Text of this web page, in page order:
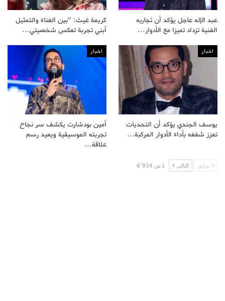
عبد الإله عاجل يؤكد أن تجاربه
الفنية تزداد تميزا مع الأدوار…
كريمة غيث: “بين الغناء والتمثيل
أبني تجربة تعكس شخصيتي…
اخبار
يوسف الجندي يؤكد أن التحديات
تعزز شغفه بأداء الأدوار المركبة…
اخبار
أمين بودشارت يكشف سر نجاح
تجربته الموسيقية ويعيد رسم
علاقة…
سابق التالى 1 من 6٬934